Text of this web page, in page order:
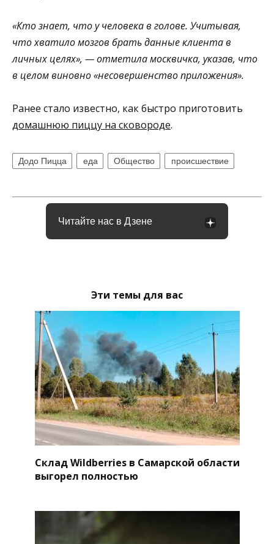
«Кто знает, что у человека в голове. Учитывая,
что хватило мозгов брать данные клиента в
личных целях», — отметила москвичка, указав, что
в целом виновно «несовершенство приложения».
Ранее стало известно, как быстро приготовить
домашнюю пиццу на сковороде.
Додо Пицца еда Общество происшествие
Читайте нас в Дзене
Эти темы для вас
Склад Wildberries в Самарской области
выгорел полностью